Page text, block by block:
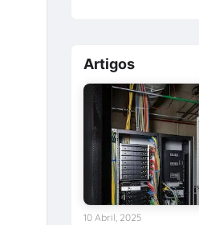
Artigos
10 Abril, 2025